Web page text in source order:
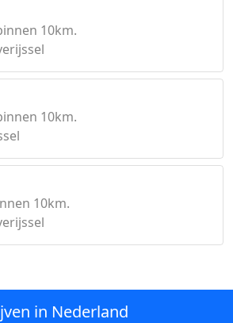
10km.
10km.
10km.
in Nederland